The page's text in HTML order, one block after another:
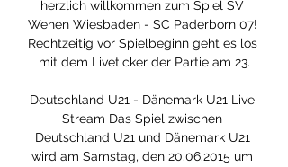
herzlich willkommen zum Spiel SV
Wehen Wiesbaden - SC Paderborn 07!
Rechtzeitig vor Spielbeginn geht es los
mit dem Liveticker der Partie am 23.
Deutschland U21 - Dänemark U21 Live
Stream Das Spiel zwischen
Deutschland U21 und Dänemark U21
wird am Samstag, den 20.06.2015 um